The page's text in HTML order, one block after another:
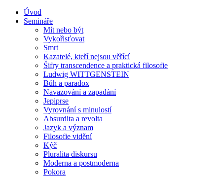
Úvod
Semináře
Mít nebo být
Vykořisťovat
Smrt
Kazatelé, kteří nejsou věřící
Šifry transcendence a praktická filosofie
Ludwig WITTGENSTEIN
Bůh a paradox
Navazování a zapadání
Jepiprse
Vyrovnání s minulostí
Absurdita a revolta
Jazyk a význam
Filosofie vidění
Kýč
Pluralita diskursu
Moderna a postmoderna
Pokora